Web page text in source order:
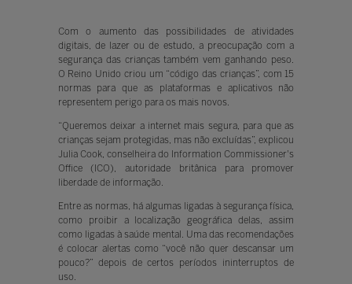
Com o aumento das possibilidades de atividades
digitais, de lazer ou de estudo, a preocupação com a
segurança das crianças também vem ganhando peso.
O Reino Unido criou um “código das crianças”, com 15
normas para que as plataformas e aplicativos não
representem perigo para os mais novos.
“Queremos deixar a internet mais segura, para que as
crianças sejam protegidas, mas não excluídas”, explicou
Julia Cook, conselheira do Information Commissioner's
Office (ICO), autoridade britânica para promover
liberdade de informação.
Entre as normas, há algumas ligadas à segurança física,
como proibir a localização geográfica delas, assim
como ligadas à saúde mental. Uma das recomendações
é colocar alertas como “você não quer descansar um
pouco?” depois de certos períodos ininterruptos de
uso.